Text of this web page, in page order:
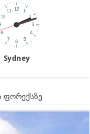
Sydney
ფორექსზე